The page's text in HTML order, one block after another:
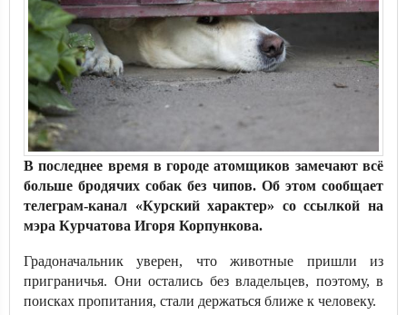
В последнее время в городе атомщиков замечают всё
больше бродячих собак без чипов. Об этом сообщает
телеграм-канал «Курский характер» со ссылкой на
мэра Курчатова Игоря Корпункова.
Градоначальник уверен, что животные пришли из
приграничья. Они остались без владельцев, поэтому, в
поисках пропитания, стали держаться ближе к человеку.